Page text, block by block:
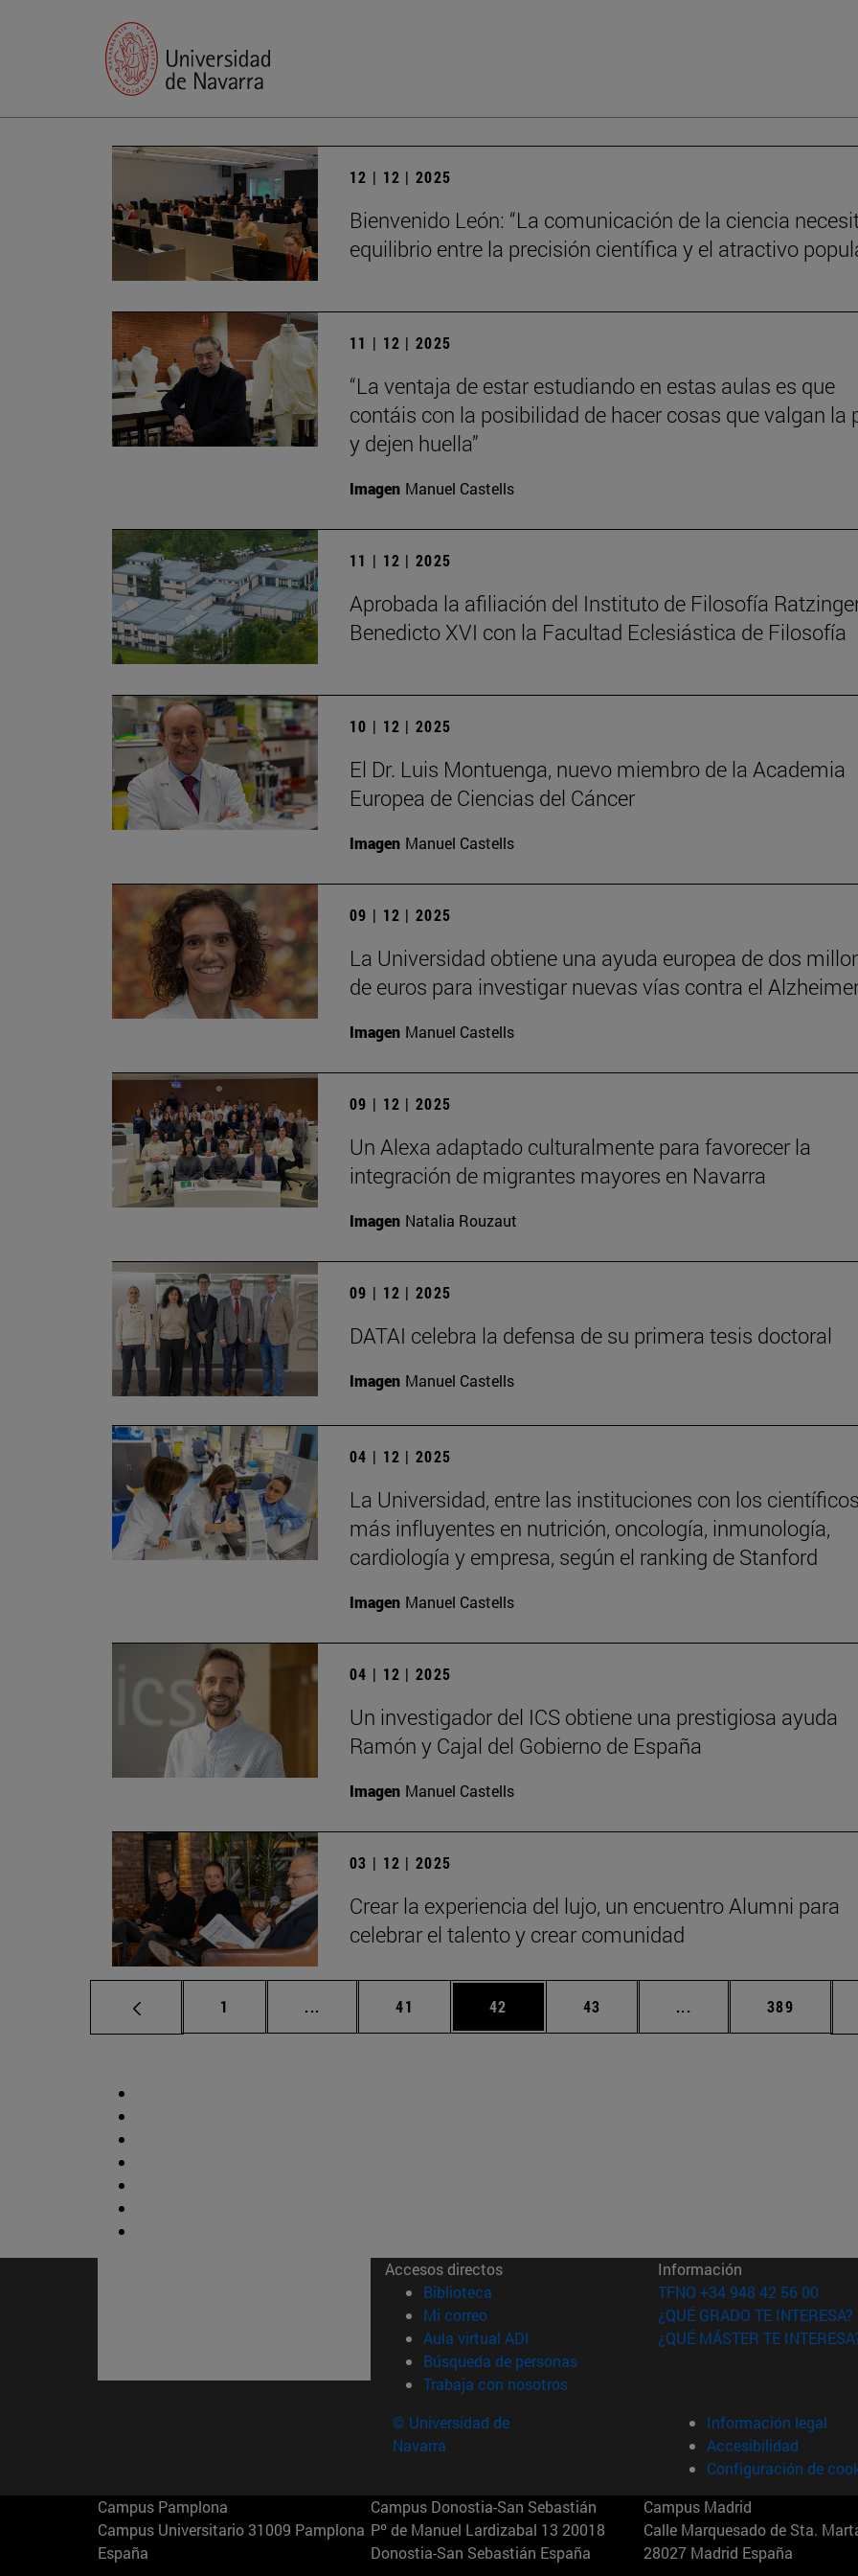
12 | 12 | 2025
Bienvenido León: “La comunicación de la ciencia
equilibrio entre la precisión científica y el atractivo
11 | 12 | 2025
“La ventaja de estar estudiando en estas aulas es que
contáis con la posibilidad de hacer cosas que valgan la
y dejen huella”
Imagen Manuel Castells
11 | 12 | 2025
Aprobada la afiliación del Instituto de Filosofía
Benedicto XVI con la Facultad Eclesiástica de Filosofía
10 | 12 | 2025
El Dr. Luis Montuenga, nuevo miembro de la Academia
Europea de Ciencias del Cáncer
Imagen Manuel Castells
09 | 12 | 2025
La Universidad obtiene una ayuda europea de dos
de euros para investigar nuevas vías contra el
Imagen Manuel Castells
09 | 12 | 2025
Un Alexa adaptado culturalmente para favorecer la
integración de migrantes mayores en Navarra
Imagen Natalia Rouzaut
09 | 12 | 2025
DATAI celebra la defensa de su primera tesis doctoral
Imagen Manuel Castells
04 | 12 | 2025
La Universidad, entre las instituciones con los
más influyentes en nutrición, oncología, inmunología,
cardiología y empresa, según el ranking de Stanford
Imagen Manuel Castells
04 | 12 | 2025
Un investigador del ICS obtiene una prestigiosa ayuda
Ramón y Cajal del Gobierno de España
Imagen Manuel Castells
03 | 12 | 2025
Crear la experiencia del lujo, un encuentro Alumni para
celebrar el talento y crear comunidad
Página
1 ... Páginas intermedias Use TAB para desplazarse.
Página
41 Página
42 Página
43 ... Páginas intermedias
Página
389
Accesos directos
Biblioteca (abre en nueva ventana)
Mi correo(abre en nueva ventana)
Aula virtual ADI (abre en nueva ventana)
Búsqueda de personas(abre en nueva ventana)
Trabaja con nosotros(abre en nueva ventana)
Información
TFNO +34 948 42 56 00
¿QUÉ GRADO TE INTERESA?
¿QUÉ MÁSTER TE
© Universidad de
Navarra
Información legal
Accesibilidad
Configuración de
Campus Pamplona
Campus Universitario 31009 Pamplona
España
Campus Donostia-San Sebastián
Pº de Manuel Lardizabal 13 20018
Donostia-San Sebastián España
Campus Madrid
Calle Marquesado de Sta.
28027 Madrid España